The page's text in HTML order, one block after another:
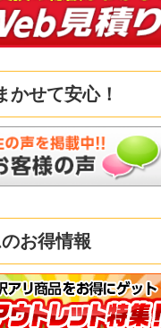
かせて安心！
お得情報